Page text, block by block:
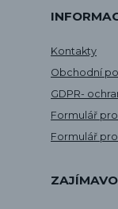
Kontakty
Obchodní
GDPR-
Formulář
Formulář